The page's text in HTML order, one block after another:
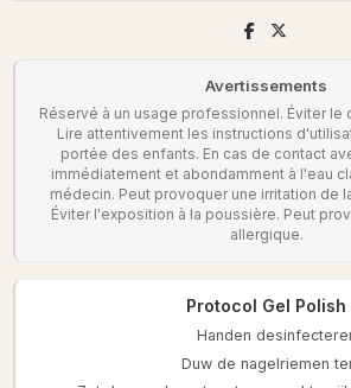
Avertissements
Réservé à un usage professionnel. Éviter le
Lire attentivement les instructions
portée des enfants. En cas de contact
immédiatement et abondamment à l'eau
médecin. Peut provoquer une irritation de
Éviter l'exposition à la poussière. Peut
allergique.
Protocol Gel Polish
Handen
Duw de nagelriemen